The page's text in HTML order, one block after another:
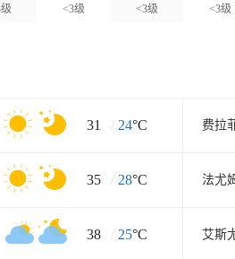
<3级 <3级 <3级
31 / 24°C 费拉
35 / 28°C 法尤
38 / 25°C 艾斯